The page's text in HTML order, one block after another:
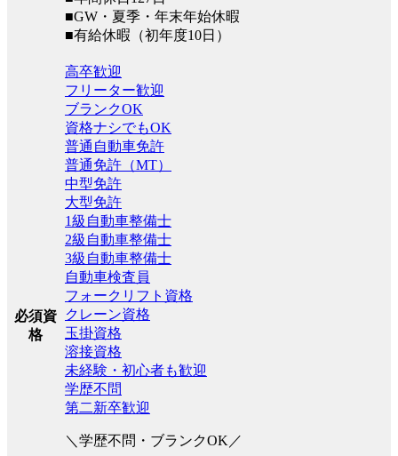
■GW・夏季・年末年始休暇
■有給休暇（初年度10日）
必須資
格
高卒歓迎
フリーター歓迎
ブランクOK
資格ナシでもOK
普通自動車免許
普通免許（MT）
中型免許
大型免許
1級自動車整備士
2級自動車整備士
3級自動車整備士
自動車検査員
フォークリフト資格
クレーン資格
玉掛資格
溶接資格
未経験・初心者も歓迎
学歴不問
第二新卒歓迎
＼学歴不問・ブランクOK／